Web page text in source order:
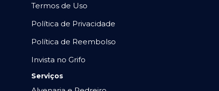
Termos de Uso
Política de Privacidade
Política de Reembolso
Invista no Grifo
Serviços